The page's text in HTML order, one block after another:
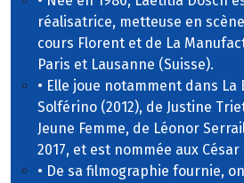
réalisatrice, metteuse en
cours Florent et de La
Paris et Lausanne (Suisse).
• Elle joue notamment dans La
Solférino (2012), de Justine
Jeune Femme, de Léonor
2017, et est nommée aux
• De sa filmographie fournie,